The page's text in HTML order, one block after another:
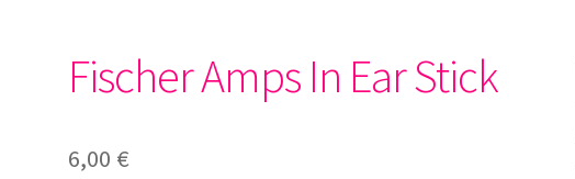
Fischer Amps In Ear Stick
6,00 €